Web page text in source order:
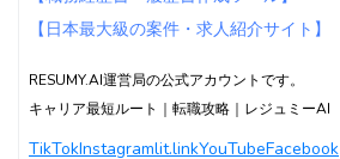
【日本最大級の案件・求人紹介サイト】
RESUMY.AI運営局の公式アカウントです。
キャリア最短ルート｜転職攻略｜レジュミーAI
TikTokInstagramlit.linkYouTubeFacebook